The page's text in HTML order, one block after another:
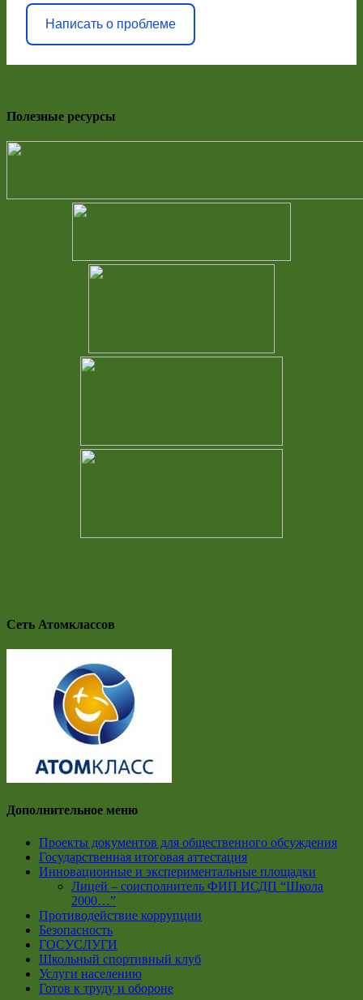
Написать о проблеме
Полезные ресурсы
Сеть Атомклассов
Дополнительное меню
Проекты документов для общественного обсуждения
Государственная итоговая аттестация
Инновационные и экспериментальные площадки
Лицей – соисполнитель ФИП ИСДП “Школа
2000…”
Противодействие коррупции
Безопасность
ГОСУСЛУГИ
Школьный спортивный клуб
Услуги населению
Готов к труду и обороне